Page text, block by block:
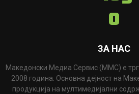
ЗА НАС
Македонски Медиа Сервис (ММС) е
2008 година. Основна дејност на
продукција на мултимедијални